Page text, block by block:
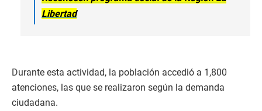
Libertad
Durante esta actividad, la población accedió a 1,800
atenciones, las que se realizaron según la demanda
ciudadana.